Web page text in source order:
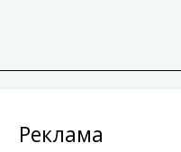
Реклама